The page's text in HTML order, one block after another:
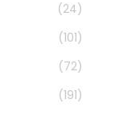
(24)
(101)
(72)
(191)